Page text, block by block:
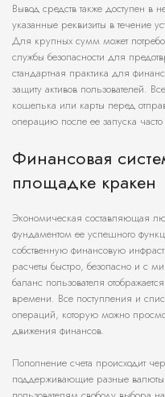
Вывод средств также доступен в
указанные реквизиты в течение
Для крупных сумм может
службы безопасности для
стандартная практика для
защиту активов пользователей.
кошелька или карты перед
операцию после ее запуска
Финансовая
площадке кракен
Экономическая составляющая
фундаментом ее успешного
собственную финансовую
расчеты быстро, безопасно и с
баланс пользователя
времени. Все поступления и
операций, которую можно
движения финансов.
Пополнение счета происходит
поддерживающие разные валюты